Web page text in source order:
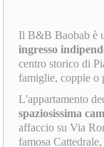
centro storico di
famiglie, coppie o
L'appartamento
spaziosissima
affaccio su Via
famosa
bagno privato , e
La struttura